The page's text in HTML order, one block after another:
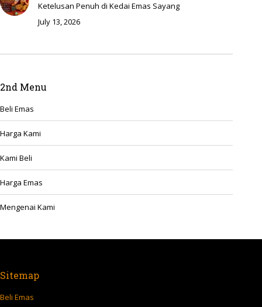
Ketelusan Penuh di Kedai Emas Sayang
July 13, 2026
2nd Menu
Beli Emas
Harga Kami
Kami Beli
Harga Emas
Mengenai Kami
Sitemap
Beli Emas